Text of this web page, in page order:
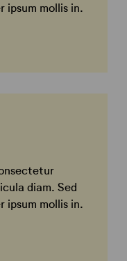
ipsum mollis in.
diam. Sed
ipsum mollis in.